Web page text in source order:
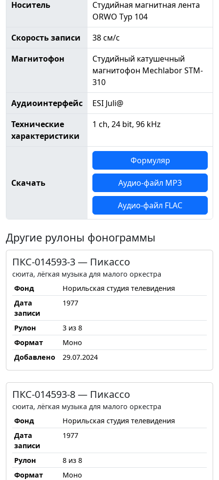
Носитель
Студийная магнитная лента
ORWO Typ 104
Скорость записи
38 см/с
Магнитофон
Студийный катушечный
магнитофон Mechlabor STM-
310
Аудиоинтерфейс
ESI Juli@
Технические
характеристики
1 ch, 24 bit, 96 kHz
Скачать
Формуляр
Аудио-файл MP3
Аудио-файл FLAC
Другие рулоны фонограммы
ПКС-014593-3 — Пикассо
сюита, лёгкая музыка для малого оркестра
Фонд
Норильская студия телевидения
Дата
записи
1977
Рулон
3 из 8
Формат
Моно
Добавлено
29.07.2024
ПКС-014593-8 — Пикассо
сюита, лёгкая музыка для малого оркестра
Фонд
Норильская студия телевидения
Дата
записи
1977
Рулон
8 из 8
Формат
Моно